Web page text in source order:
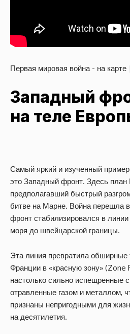
Первая мировая война - на карте
Западный
на теле
Самый яркий и изученный
это Западный фронт. Здесь
предполагавший быстрый
битве на Марне. Война перешла
фронт стабилизировался в
моря до швейцарской границы.
Эта линия превратила обширные
Франции в «красную зону»
настолько сильно испещренные
отравленные газом и металлом,
признаны непригодными для
на десятилетия.